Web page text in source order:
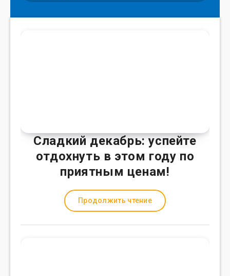
Сладкий декабрь: успейте
отдохнуть в этом году по
приятным ценам!
Продолжить чтение